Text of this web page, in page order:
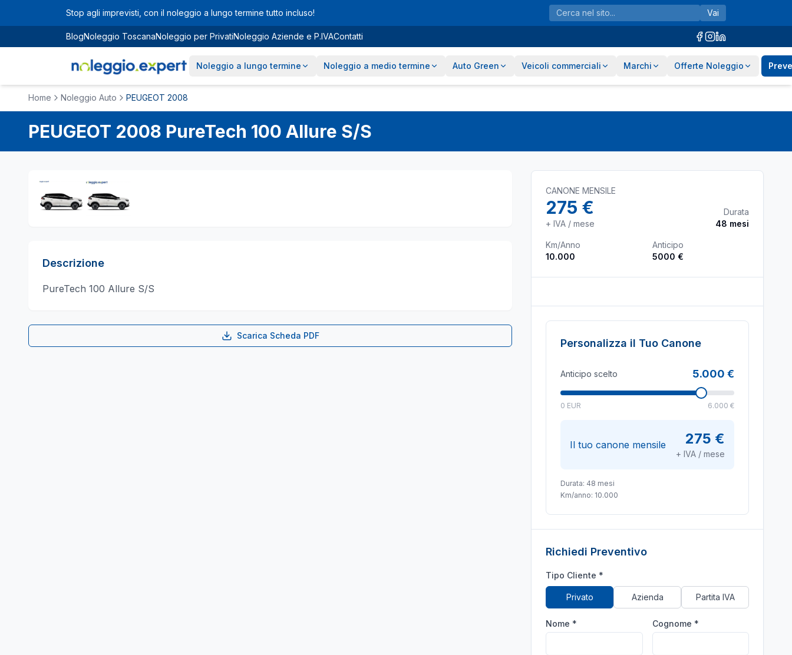
Vai al contenuto principale
Stop agli imprevisti, con il noleggio a lungo termine tutto incluso! Vai
BlogNoleggio ToscanaNoleggio per PrivatiNoleggio Aziende e P.IVAContatti
Noleggio a lungo termine Noleggio a medio termine Auto Green Veicoli commerciali Marchi Offerte Noleggio
Home Noleggio Auto PEUGEOT 2008
PEUGEOT 2008 PureTech 100 Allure S/S
Descrizione
PureTech 100 Allure S/S
Scarica Scheda PDF
CANONE MENSILE
275 €
+ IVA / mese
Durata
48 mesi
Km/Anno
10.000
Anticipo
5000 €
Personalizza il Tuo Canone
Anticipo scelto 5.000 €
0 EUR 6.000 €
Il tuo canone mensile 275 €
+ IVA / mese
Durata: 48 mesi
Km/anno: 10.000
Richiedi Preventivo
Tipo Cliente *
Privato Azienda Partita IVA
Nome * Cognome *